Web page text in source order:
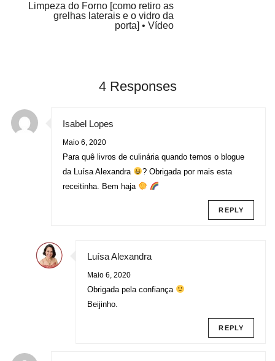
Limpeza do Forno [como retiro as
grelhas laterais e o vidro da
porta] • Vídeo
4 Responses
Isabel Lopes
Maio 6, 2020
Para quê livros de culinária quando temos o blogue
da Luísa Alexandra
? Obrigada por mais esta
receitinha. Bem haja
REPLY
Luísa Alexandra
Maio 6, 2020
Obrigada pela confiança
Beijinho.
REPLY